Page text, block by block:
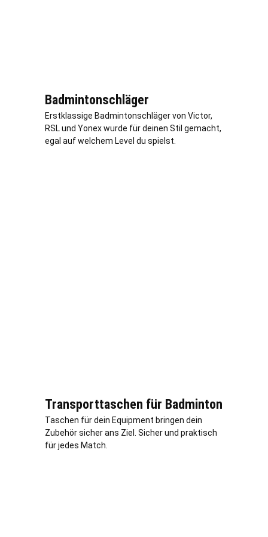
Badmintonschläger
Erstklassige Badmintonschläger von Victor,
RSL und Yonex wurde für deinen Stil gemacht,
egal auf welchem Level du spielst.
Transporttaschen für Badminton
Taschen für dein Equipment bringen dein
Zubehör sicher ans Ziel. Sicher und praktisch
für jedes Match.